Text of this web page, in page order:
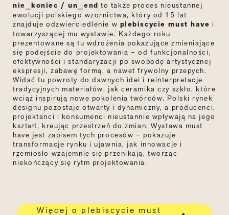
nie_koniec / un_end to także proces nieustannej
ewolucji polskiego wzornictwa, który od 15 lat
znajduje odzwierciedlenie w plebiscycie must have i
towarzyszącej mu wystawie. Każdego roku
prezentowane są tu wdrożenia pokazujące zmieniające
się podejście do projektowania – od funkcjonalności,
efektywności i standaryzacji po swobodę artystycznej
ekspresji, zabawę formą, a nawet frywolny przepych.
Widać tu powroty do dawnych idei i reinterpretacje
tradycyjnych materiałów, jak ceramika czy szkło, które
wciąż inspirują nowe pokolenia twórców. Polski rynek
designu pozostaje otwarty i dynamiczny, a producenci,
projektanci i konsumenci nieustannie wpływają na jego
kształt, kreując przestrzeń do zmian. Wystawa must
have jest zapisem tych procesów – pokazuje
transformacje rynku i ujawnia, jak innowacje i
rzemiosło wzajemnie się przenikają, tworząc
niekończący się rytm projektowania.
Więcej o plebiscycie must